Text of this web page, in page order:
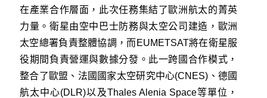
在產業合作層面，此次任務集結了歐洲航太的菁英
力量。衛星由空中巴士防務與太空公司建造，歐洲
太空總署負責整體協調，而EUMETSAT將在衛星服
役期間負責營運與數據分發。此一跨國合作模式，
整合了歐盟、法國國家太空研究中心(CNES)、德國
航太中心(DLR)以及Thales Alenia Space等單位，